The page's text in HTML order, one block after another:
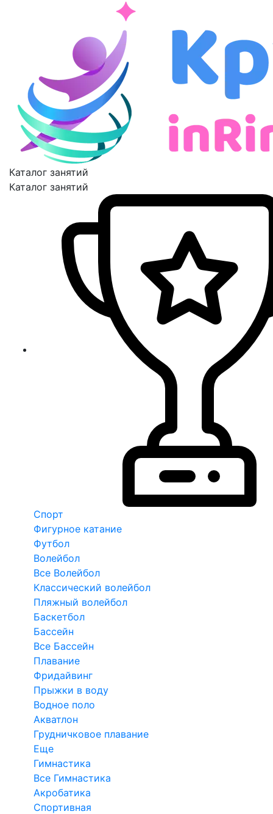
Каталог занятий
Каталог занятий
Спорт
Фигурное катание
Футбол
Волейбол
Все Волейбол
Классический волейбол
Пляжный волейбол
Баскетбол
Бассейн
Все Бассейн
Плавание
Фридайвинг
Прыжки в воду
Водное поло
Акватлон
Грудничковое плавание
Еще
Гимнастика
Все Гимнастика
Акробатика
Спортивная